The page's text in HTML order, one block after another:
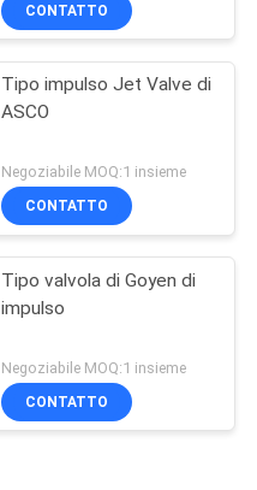
CONTATTO
Tipo impulso Jet Valve di
ASCO
Negoziabile MOQ:1 insieme
CONTATTO
Tipo valvola di Goyen di
impulso
Negoziabile MOQ:1 insieme
CONTATTO